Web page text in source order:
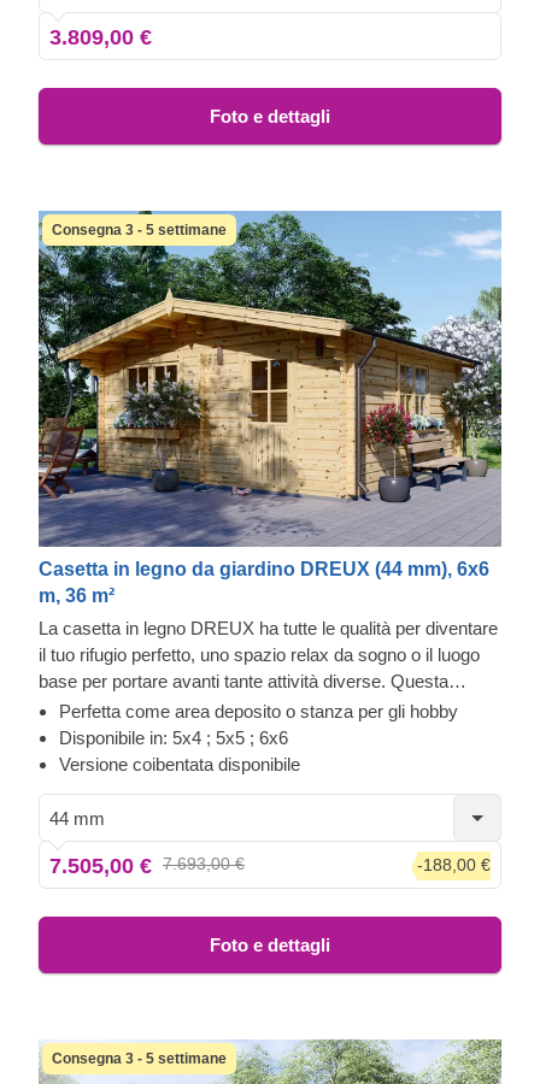
3.809,00 €
Foto e dettagli
Consegna 3 - 5 settimane
Casetta in legno da giardino DREUX (44 mm), 6x6
m, 36 m²
La casetta in legno DREUX ha tutte le qualità per diventare
il tuo rifugio perfetto, uno spazio relax da sogno o il luogo
base per portare avanti tante attività diverse. Questa
struttura in stile classico, funzionale e amica dell'ambiente
può trasformarsi in uno splendido laboratorio, una stanza
per gli hobby o una superba area relax in giardino.
casetta da giardino in stile tradizionale un pezzo
d'architettura molto apprezzato e desiderato. Per garantirti
la maggiore comodità possibile, è disponibile anche una
versione coibentata di questo modello.
Perfetta come area deposito o stanza per gli hobby
Disponibile in: 5x4 ; 5x5 ; 6x6
Versione coibentata disponibile
44 mm
7.505,00 € 7.693,00 € -188,00 €
Foto e dettagli
Consegna 3 - 5 settimane